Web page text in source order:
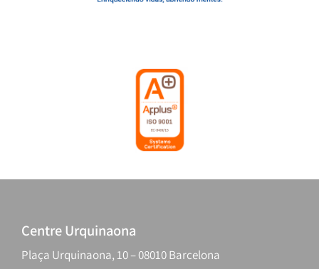
Centre Urquinaona
Plaça Urquinaona, 10 – 08010 Barcelona